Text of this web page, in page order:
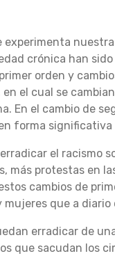
experimenta
crónica han
orden y
el cual se
En el cambio de
forma
el racismo
más protestas en
cambios de
que a diario
erradicar de
que sacudan los